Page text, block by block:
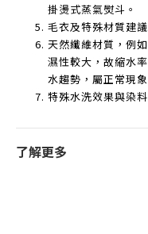
掛燙式蒸氣熨斗。
毛衣及特殊材質建
天然纖維材質，例如
濕性較大，故縮水
水趨勢，屬正常現象
特殊水洗效果與染
了解更多